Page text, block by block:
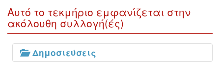
Αυτό το τεκμήριο εμφανίζεται στην
ακόλουθη συλλογή(ές)
Δημοσιεύσεις